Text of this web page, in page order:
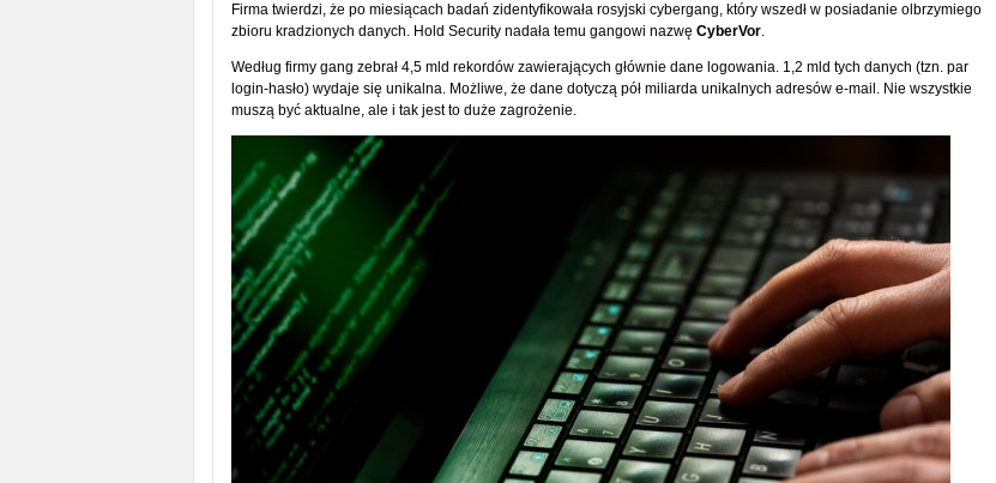
Firma twierdzi, że po miesiącach badań zidentyfikowała rosyjski cybergang, który wszedł w posiadanie olbrzymiego
zbioru kradzionych danych. Hold Security nadała temu gangowi nazwę CyberVor.
Według firmy gang zebrał 4,5 mld rekordów zawierających głównie dane logowania. 1,2 mld tych danych (tzn. par
login-hasło) wydaje się unikalna. Możliwe, że dane dotyczą pół miliarda unikalnych adresów e-mail. Nie wszystkie
muszą być aktualne, ale i tak jest to duże zagrożenie.